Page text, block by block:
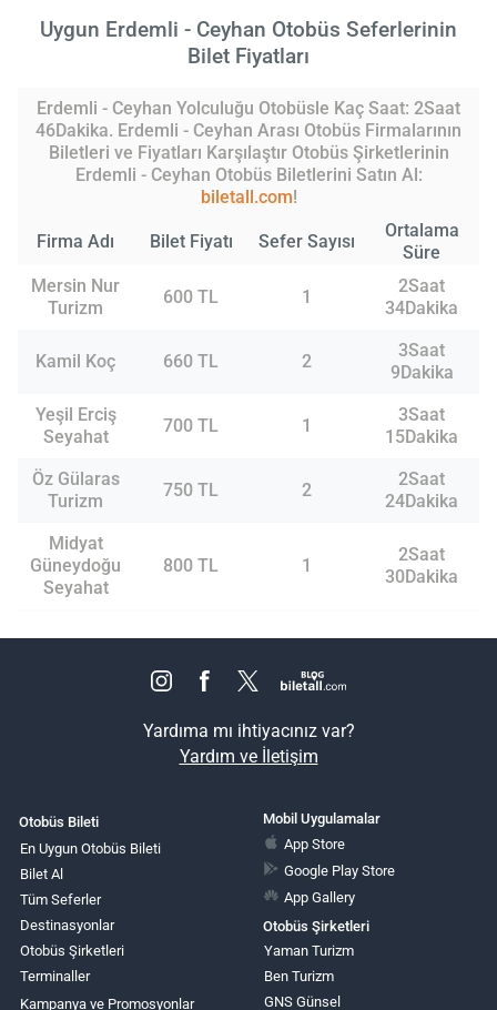
Uygun Erdemli - Ceyhan Otobüs Seferlerinin
Bilet Fiyatları
Erdemli - Ceyhan Yolculuğu Otobüsle Kaç Saat: 2Saat
46Dakika. Erdemli - Ceyhan Arası Otobüs Firmalarının
Biletleri ve Fiyatları Karşılaştır Otobüs Şirketlerinin
Erdemli - Ceyhan Otobüs Biletlerini Satın Al:
biletall.com!
Firma Adı Bilet Fiyatı Sefer Sayısı
Ortalama
Süre
Mersin Nur
Turizm
600 TL 1
2Saat
34Dakika
Kamil Koç 660 TL 2
3Saat
9Dakika
Yeşil Erciş
Seyahat
700 TL 1
3Saat
15Dakika
Öz Gülaras
Turizm
750 TL 2
2Saat
24Dakika
Midyat
Güneydoğu
Seyahat
800 TL 1
2Saat
30Dakika
Yardıma mı ihtiyacınız var?
Yardım ve İletişim
Otobüs Bileti
En Uygun Otobüs Bileti
Bilet Al
Tüm Seferler
Destinasyonlar
Otobüs Şirketleri
Terminaller
Kampanya ve Promosyonlar
Mobil Uygulamalar
App Store
Google Play Store
App Gallery
Otobüs Şirketleri
Yaman Turizm
Ben Turizm
GNS Günsel